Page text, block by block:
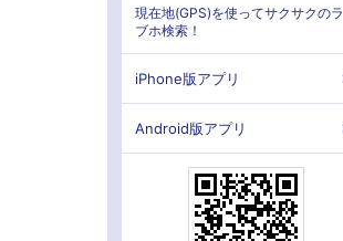
現在地(GPS)を使ってサクサクのラ
ブホ検索！
iPhone版アプリ
Android版アプリ